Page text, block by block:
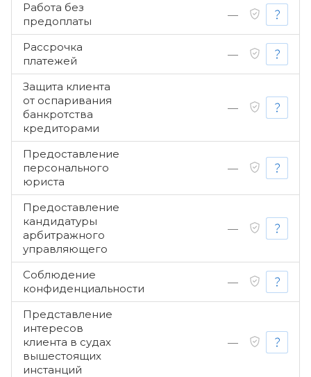
Работа без
предоплаты
—
Рассрочка
платежей
—
Защита клиента
от оспаривания
банкротства
кредиторами
—
Предоставление
персонального
юриста
—
Предоставление
кандидатуры
арбитражного
управляющего
—
Соблюдение
конфиденциальности
—
Представление
интересов
клиента в судах
вышестоящих
инстанций
—